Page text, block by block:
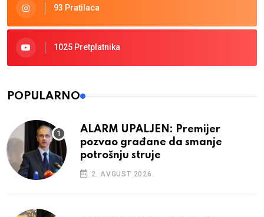
93 Pratilaca
1025 Pretplatnika
POPULARNO
ALARM UPALJEN: Premijer
pozvao građane da smanje
potrošnju struje
2. AVGUST 2026.